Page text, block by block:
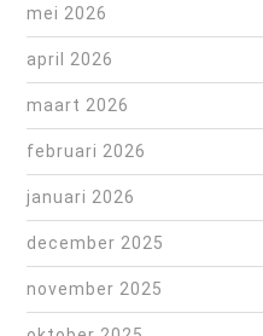
mei 2026
april 2026
maart 2026
februari 2026
januari 2026
december 2025
november 2025